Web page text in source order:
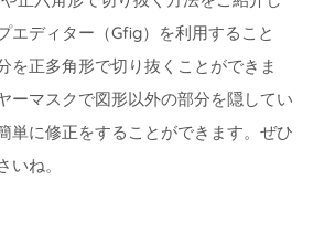
エディター（Gfig）を利用すること
を正多角形で切り抜くことができま
ーマスクで図形以外の部分を隠してい
単に修正をすることができます。ぜひ
いね。